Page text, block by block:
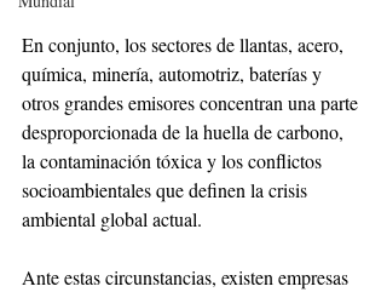
En conjunto, los sectores de llantas, acero,
química, minería, automotriz, baterías y
otros grandes emisores concentran una parte
desproporcionada de la huella de carbono,
la contaminación tóxica y los conflictos
socioambientales que definen la crisis
ambiental global actual.
Ante estas circunstancias, existen empresas